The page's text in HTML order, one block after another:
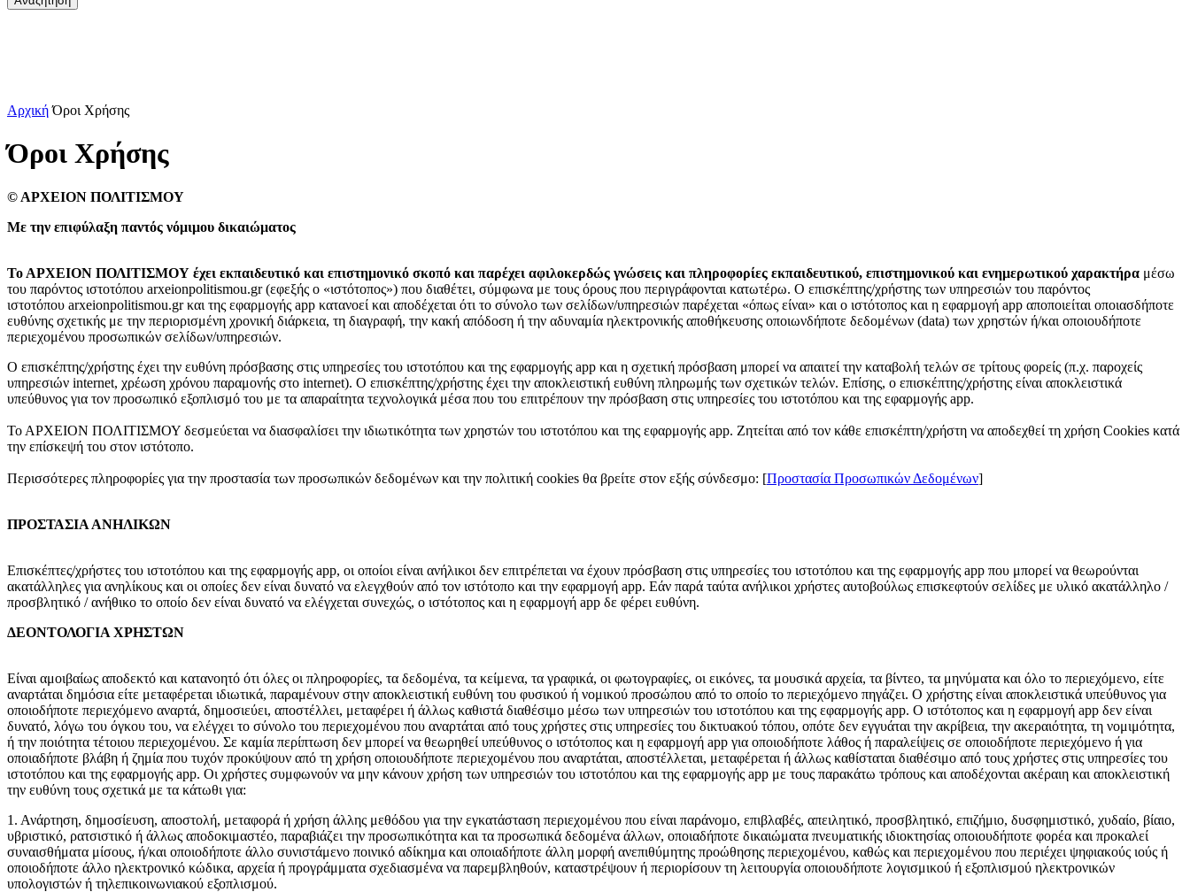
Αρχική Όροι Χρήσης
Όροι Χρήσης
© ΑΡΧΕΙΟΝ ΠΟΛΙΤΙΣΜΟΥ
Με την επιφύλαξη παντός νόμιμου δικαιώματος
Το ΑΡΧΕΙΟΝ ΠΟΛΙΤΙΣΜΟΥ έχει εκπαιδευτικό και επιστημονικό σκοπό και παρέχει αφιλοκερδώς γνώσεις και πληροφορίες εκπαιδευτικού, επιστημονικού και ενημερωτικού χαρακτήρα μέσω
του παρόντος ιστοτόπου arxeionpolitismou.gr (εφεξής ο «ιστότοπος») που διαθέτει, σύμφωνα με τους όρους που περιγράφονται κατωτέρω. Ο επισκέπτης/χρήστης των υπηρεσιών του παρόντος
ιστοτόπου arxeionpolitismou.gr και της εφαρμογής app κατανοεί και αποδέχεται ότι το σύνολο των σελίδων/υπηρεσιών παρέχεται «όπως είναι» και ο ιστότοπος και η εφαρμογή app αποποιείται οποιασδήποτε
ευθύνης σχετικής με την περιορισμένη χρονική διάρκεια, τη διαγραφή, την κακή απόδοση ή την αδυναμία ηλεκτρονικής αποθήκευσης οποιωνδήποτε δεδομένων (data) των χρηστών ή/και οποιουδήποτε
περιεχομένου προσωπικών σελίδων/υπηρεσιών.
O επισκέπτης/χρήστης έχει την ευθύνη πρόσβασης στις υπηρεσίες του ιστοτόπου και της εφαρμογής app και η σχετική πρόσβαση μπορεί να απαιτεί την καταβολή τελών σε τρίτους φορείς (π.χ. παροχείς
υπηρεσιών internet, χρέωση χρόνου παραμονής στο internet). Ο επισκέπτης/χρήστης έχει την αποκλειστική ευθύνη πληρωμής των σχετικών τελών. Επίσης, ο επισκέπτης/χρήστης είναι αποκλειστικά
υπεύθυνος για τον προσωπικό εξοπλισμό του με τα απαραίτητα τεχνολογικά μέσα που του επιτρέπουν την πρόσβαση στις υπηρεσίες του ιστοτόπου και της εφαρμογής app.
Το ΑΡΧΕΙΟΝ ΠΟΛΙΤΙΣΜΟΥ δεσμεύεται να διασφαλίσει την ιδιωτικότητα των χρηστών του ιστοτόπου και της εφαρμογής app. Ζητείται από τον κάθε επισκέπτη/χρήστη να αποδεχθεί τη χρήση Cookies κατά
την επίσκεψή του στον ιστότοπο.
Περισσότερες πληροφορίες για την προστασία των προσωπικών δεδομένων και την πολιτική cookies θα βρείτε στον εξής σύνδεσμο: [Προστασία Προσωπικών Δεδομένων]
ΠΡΟΣΤΑΣΙΑ ΑΝΗΛΙΚΩΝ
Επισκέπτες/χρήστες του ιστοτόπου και της εφαρμογής app, οι οποίοι είναι ανήλικοι δεν επιτρέπεται να έχουν πρόσβαση στις υπηρεσίες του ιστοτόπου και της εφαρμογής app που μπορεί να θεωρούνται
ακατάλληλες για ανηλίκους και οι οποίες δεν είναι δυνατό να ελεγχθούν από τον ιστότοπο και την εφαρμογή app. Εάν παρά ταύτα ανήλικοι χρήστες αυτοβούλως επισκεφτούν σελίδες με υλικό ακατάλληλο /
προσβλητικό / ανήθικο το οποίο δεν είναι δυνατό να ελέγχεται συνεχώς, ο ιστότοπος και η εφαρμογή app δε φέρει ευθύνη.
ΔΕΟΝΤΟΛΟΓΙΑ ΧΡΗΣΤΩΝ
Είναι αμοιβαίως αποδεκτό και κατανοητό ότι όλες οι πληροφορίες, τα δεδομένα, τα κείμενα, τα γραφικά, οι φωτογραφίες, οι εικόνες, τα μουσικά αρχεία, τα βίντεο, τα μηνύματα και όλο το περιεχόμενο, είτε
αναρτάται δημόσια είτε μεταφέρεται ιδιωτικά, παραμένουν στην αποκλειστική ευθύνη του φυσικού ή νομικού προσώπου από το οποίο το περιεχόμενο πηγάζει. Ο χρήστης είναι αποκλειστικά υπεύθυνος για
οποιοδήποτε περιεχόμενο αναρτά, δημοσιεύει, αποστέλλει, μεταφέρει ή άλλως καθιστά διαθέσιμο μέσω των υπηρεσιών του ιστοτόπου και της εφαρμογής app. Ο ιστότοπος και η εφαρμογή app δεν είναι
δυνατό, λόγω του όγκου του, να ελέγχει το σύνολο του περιεχομένου που αναρτάται από τους χρήστες στις υπηρεσίες του δικτυακού τόπου, οπότε δεν εγγυάται την ακρίβεια, την ακεραιότητα, τη νομιμότητα,
ή την ποιότητα τέτοιου περιεχομένου. Σε καμία περίπτωση δεν μπορεί να θεωρηθεί υπεύθυνος ο ιστότοπος και η εφαρμογή app για οποιοδήποτε λάθος ή παραλείψεις σε οποιοδήποτε περιεχόμενο ή για
οποιαδήποτε βλάβη ή ζημία που τυχόν προκύψουν από τη χρήση οποιουδήποτε περιεχομένου που αναρτάται, αποστέλλεται, μεταφέρεται ή άλλως καθίσταται διαθέσιμο από τους χρήστες στις υπηρεσίες του
ιστοτόπου και της εφαρμογής app. Οι χρήστες συμφωνούν να μην κάνουν χρήση των υπηρεσιών του ιστοτόπου και της εφαρμογής app με τους παρακάτω τρόπους και αποδέχονται ακέραιη και αποκλειστική
την ευθύνη τους σχετικά με τα κάτωθι για:
1. Ανάρτηση, δημοσίευση, αποστολή, μεταφορά ή χρήση άλλης μεθόδου για την εγκατάσταση περιεχομένου που είναι παράνομο, επιβλαβές, απειλητικό, προσβλητικό, επιζήμιο, δυσφημιστικό, χυδαίο, βίαιο,
υβριστικό, ρατσιστικό ή άλλως αποδοκιμαστέο, παραβιάζει την προσωπικότητα και τα προσωπικά δεδομένα άλλων, οποιαδήποτε δικαιώματα πνευματικής ιδιοκτησίας οποιουδήποτε φορέα και προκαλεί
συναισθήματα μίσους, ή/και οποιοδήποτε άλλο συνιστάμενο ποινικό αδίκημα και οποιαδήποτε άλλη μορφή ανεπιθύμητης προώθησης περιεχομένου, καθώς και περιεχομένου που περιέχει ψηφιακούς ιούς ή
οποιοδήποτε άλλο ηλεκτρονικό κώδικα, αρχεία ή προγράμματα σχεδιασμένα να παρεμβληθούν, καταστρέψουν ή περιορίσουν τη λειτουργία οποιουδήποτε λογισμικού ή εξοπλισμού ηλεκτρονικών
υπολογιστών ή τηλεπικοινωνιακού εξοπλισμού.